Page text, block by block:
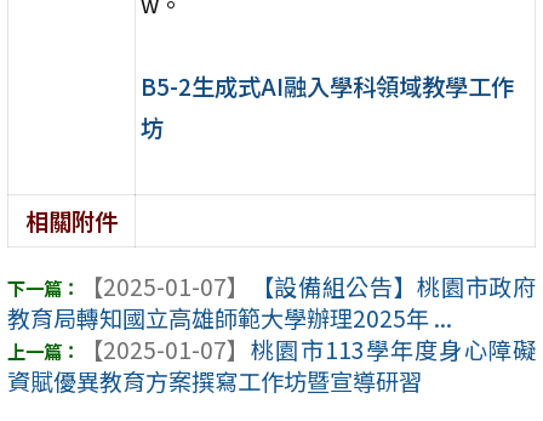
B5-2生成式AI融入學科領域教學工作
坊
相關附件
【2025-01-07】
【設備組公告】桃園市政府
教育局轉知國立高雄師範大學辦理2025年 ...
【2025-01-07】 桃園市113學年度身心障礙
資賦優異教育方案撰寫工作坊暨宣導研習